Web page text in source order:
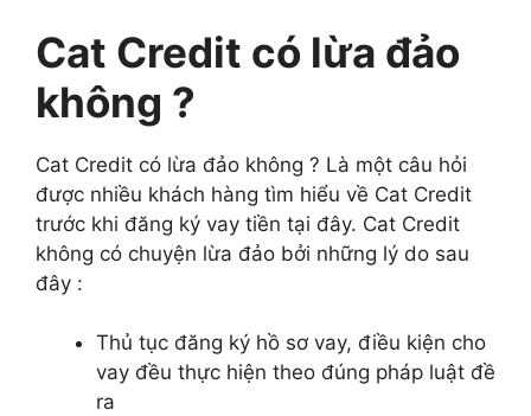
Cat Credit có lừa đảo
không ?
Cat Credit có lừa đảo không ? Là một câu hỏi
được nhiều khách hàng tìm hiểu về Cat Credit
trước khi đăng ký vay tiền tại đây. Cat Credit
không có chuyện lừa đảo bởi những lý do sau
đây :
Thủ tục đăng ký hồ sơ vay, điều kiện cho
vay đều thực hiện theo đúng pháp luật đề
ra